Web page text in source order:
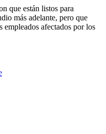
que están listos para
más adelante, pero que
empleados afectados por los